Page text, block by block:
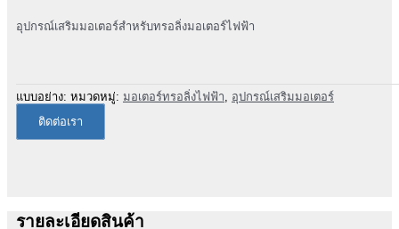
อุปกรณ์เสริมมอเตอร์สำหรับทรอลิ่งมอเตอร์ไฟฟ้า
แบบอย่าง: หมวดหมู่: มอเตอร์ทรอลิ่งไฟฟ้า, อุปกรณ์เสริมมอเตอร์
ติดต่อเรา
รายละเอียดสินค้า